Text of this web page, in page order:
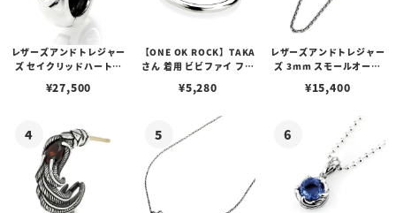
レザーズアンドトレジャー
ズ セイクリッドハートピ
¥27,500
【ONE OK ROCK】TAKA
さん 着用 ビビファイ フー
¥5,280
レザーズアンドトレジャー
ズ 3mm スモールオーバ
ブスタークラスプ＆LTロ
¥15,400